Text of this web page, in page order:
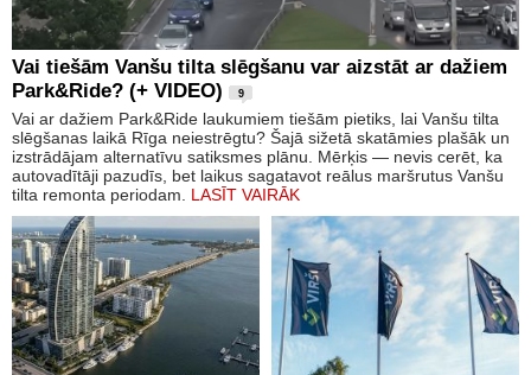
Vai tiešām Vanšu tilta slēgšanu var aizstāt ar dažiem
Park&Ride? (+ VIDEO)
9
Vai ar dažiem Park&Ride laukumiem tiešām pietiks, lai Vanšu tilta
slēgšanas laikā Rīga neiestrēgtu? Šajā sižetā skatāmies plašāk un
izstrādājam alternatīvu satiksmes plānu. Mērķis — nevis cerēt, ka
autovadītāji pazudīs, bet laikus sagatavot reālus maršrutus Vanšu
tilta remonta periodam. LASĪT VAIRĀK